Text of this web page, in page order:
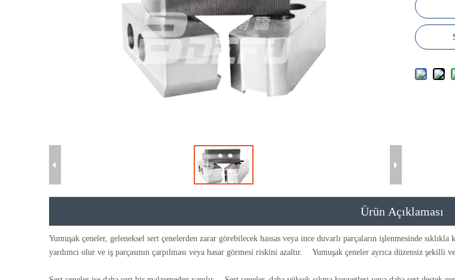
Ürün Açıklaması
Yumuşak çeneler, geleneksel sert çenelerden zarar görebilecek hassas veya ince duvarlı parçaların işlenmesinde
yardımcı olur ve iş parçasının çarpılması veya hasar görmesi riskini azaltır. Yumuşak çeneler ayrıca düzensiz şekilli